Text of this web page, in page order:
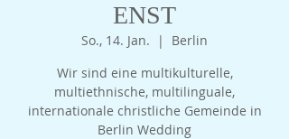
ENST
So., 14. Jan.
  |
Berlin
Wir sind eine multikulturelle,
multiethnische, multilinguale,
internationale christliche Gemeinde in
Berlin Wedding